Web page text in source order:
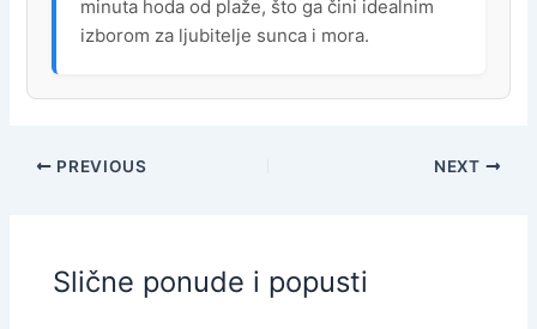
minuta hoda od plaže, što ga čini idealnim
izborom za ljubitelje sunca i mora.
PREVIOUS NEXT
Slične ponude i popusti